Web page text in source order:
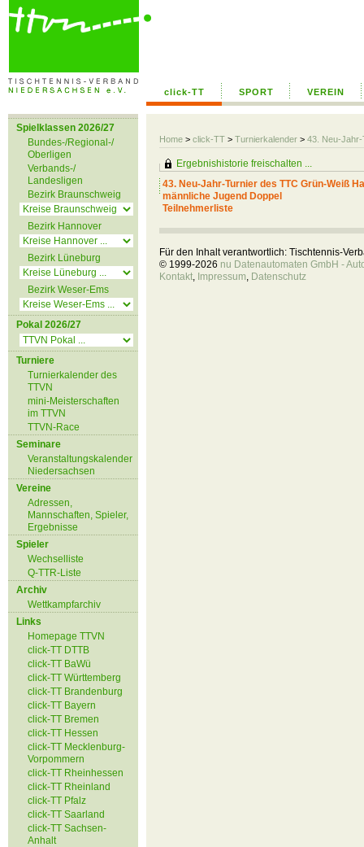
click-TT SPORT VEREIN
Home > click-TT > Turnierkalender > 43. Neu-
Spielklassen 2026/27
Bundes-/Regional-/
Oberligen
Verbands-/
Landesligen
Bezirk Braunschweig
Bezirk Hannover
Bezirk Lüneburg
Bezirk Weser-Ems
Pokal 2026/27
Turniere
Turnierkalender des
TTVN
mini-Meisterschaften
im TTVN
TTVN-Race
Seminare
Veranstaltungskalender
Niedersachsen
Vereine
Adressen,
Mannschaften, Spieler,
Ergebnisse
Spieler
Wechselliste
Q-TTR-Liste
Archiv
Wettkampfarchiv
Links
Homepage TTVN
click-TT DTTB
click-TT BaWü
click-TT Württemberg
click-TT Brandenburg
click-TT Bayern
click-TT Bremen
click-TT Hessen
click-TT Mecklenburg-
Vorpommern
click-TT Rheinhessen
click-TT Rheinland
click-TT Pfalz
click-TT Saarland
click-TT Sachsen-
Anhalt
Ergebnishistorie freischalten ...
43. Neu-Jahr-Turnier des TTC Grün-Weiß
männliche Jugend Doppel
Teilnehmerliste
Für den Inhalt verantwortlich: Tischtennis-
© 1999-2026 nu Datenautomaten GmbH -
Kontakt, Impressum, Datenschutz